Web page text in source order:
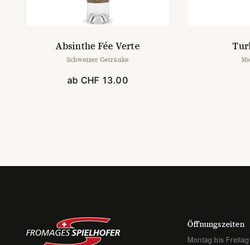
Absinthe Fée Verte
Schweizer Getränke
ab CHF 13.00
mehrere
können
auf
der
Öffnungszeiten
Montag bis Freitag